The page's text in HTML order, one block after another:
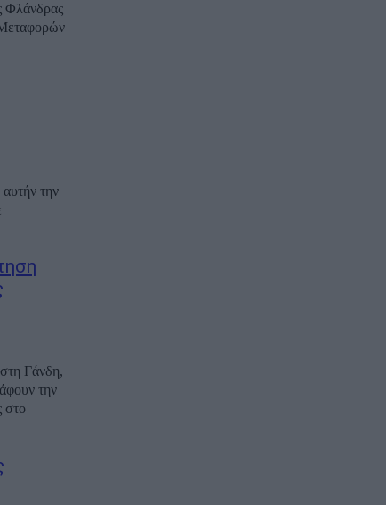
Φλάνδρας
την
Γάνδη,
την
στο